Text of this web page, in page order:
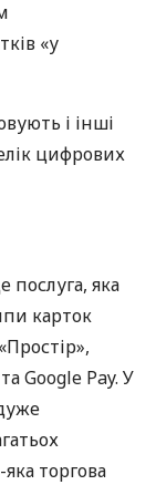
«у
і інші
цифрових
послуга, яка
карток
Google Pay. У
торгова